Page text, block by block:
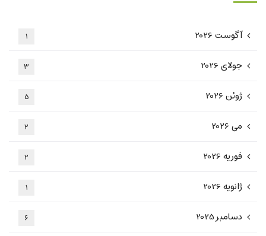
آگوست 2026 1
جولای 2026 3
ژوئن 2026 5
می 2026 2
فوریه 2026 2
ژانویه 2026 1
دسامبر 2025 6